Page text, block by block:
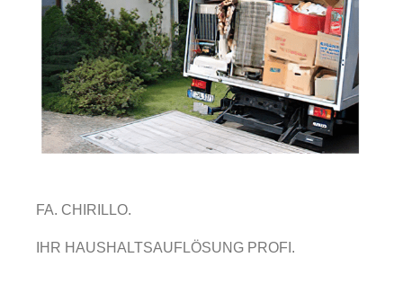
FA. CHIRILLO.
IHR HAUSHALTSAUFLÖSUNG PROFI.